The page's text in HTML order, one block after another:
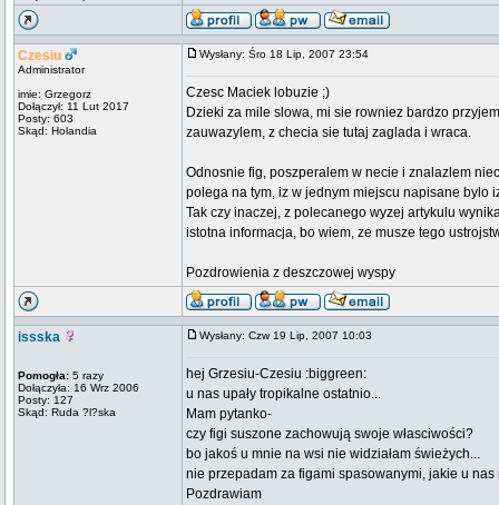
Czesiu
Administrator
imie: Grzegorz
Dołączył: 11 Lut 2017
Posty: 603
Skąd: Holandia
Wysłany: Śro 18 Lip, 2007 23:54
Czesc Maciek lobuzie ;)
Dzieki za mile slowa, mi sie rowniez bardzo
zauwazylem, z checia sie tutaj zaglada i wraca.
Odnosnie fig, poszperalem w necie i znalazlem
polega na tym, iz w jednym miejscu napisane bylo
Tak czy inaczej, z polecanego wyzej artykulu
istotna informacja, bo wiem, ze musze tego
Pozdrowienia z deszczowej wyspy
issska
Pomogła: 5 razy
Dołączyła: 16 Wrz 2006
Posty: 127
Skąd: Ruda ?l?ska
Wysłany: Czw 19 Lip, 2007 10:03
hej Grzesiu-Czesiu :biggreen:
u nas upały tropikalne ostatnio...
Mam pytanko-
czy figi suszone zachowują swoje własciwości?
bo jakoś u mnie na wsi nie widziałam świeżych...
nie przepadam za figami spasowanymi, jakie u nas
Pozdrawiam